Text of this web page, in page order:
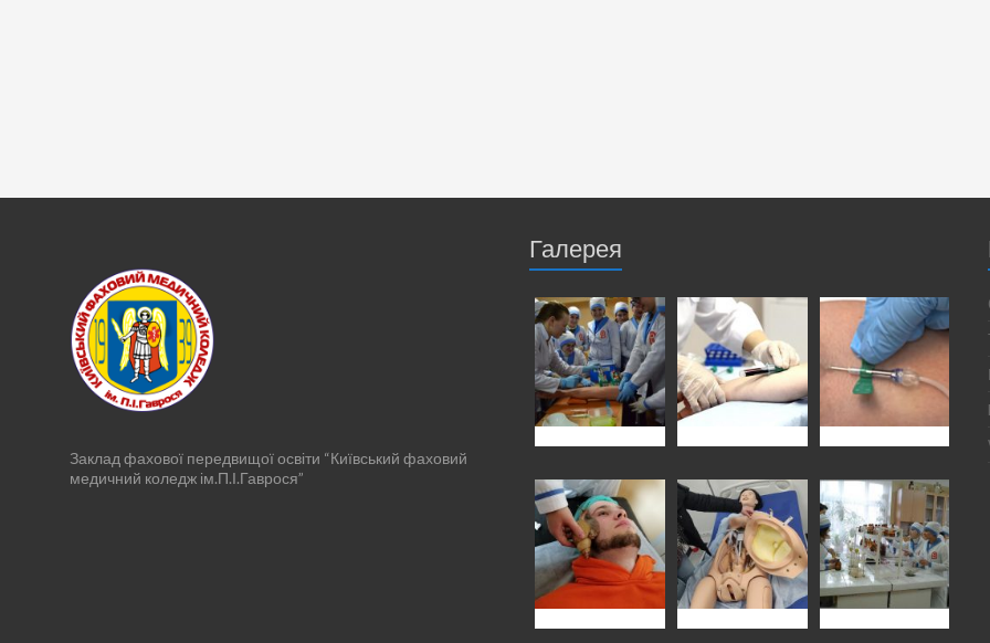
Заклад фахової передвищої освіти “Київський фаховий
медичний коледж ім.П.І.Гаврося”
Галерея